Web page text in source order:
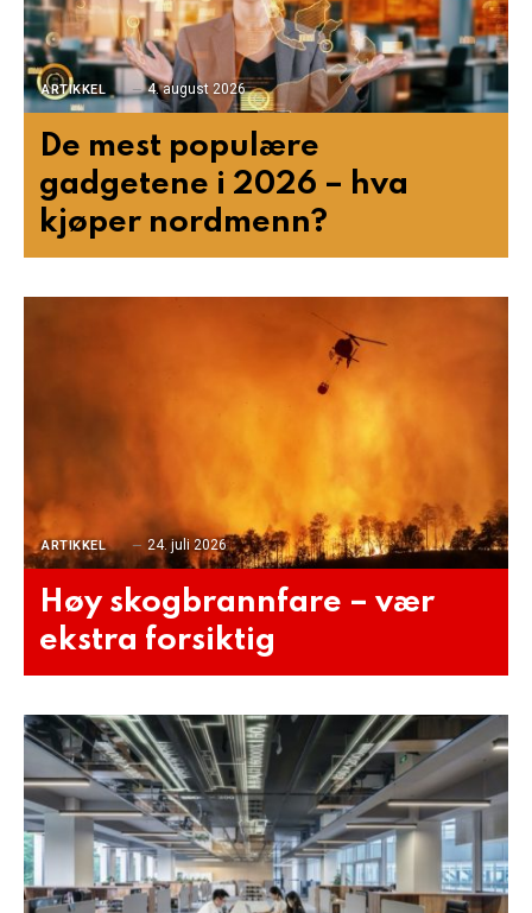
ARTIKKEL 4. august 2026
De mest populære
gadgetene i 2026 – hva
kjøper nordmenn?
ARTIKKEL 24. juli 2026
Høy skogbrannfare – vær
ekstra forsiktig